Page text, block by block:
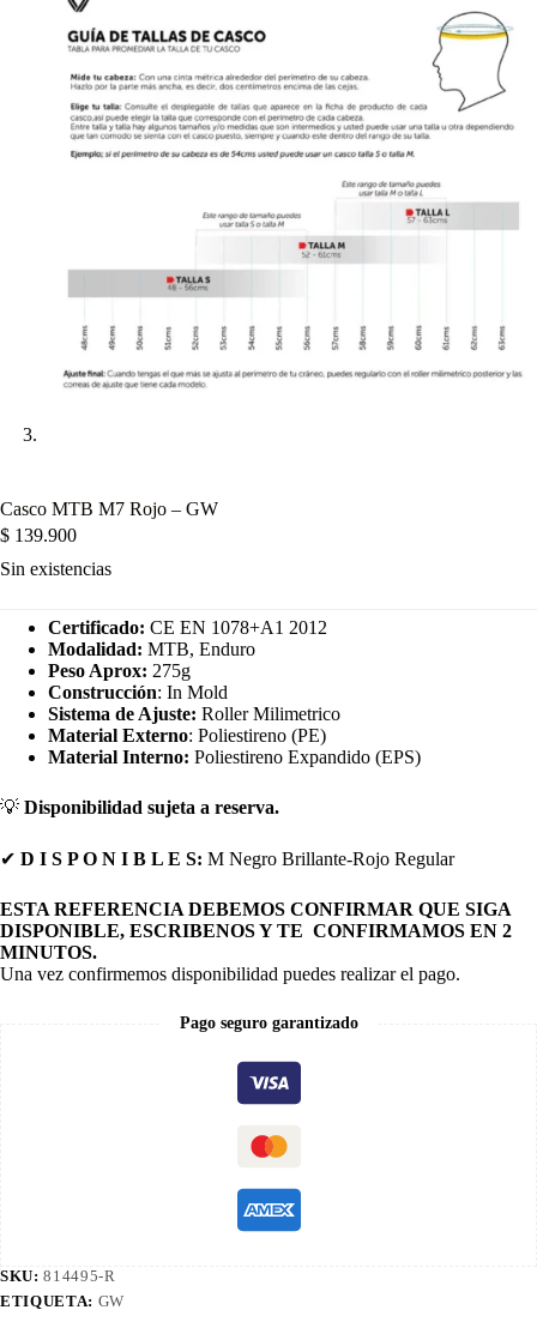
Casco MTB M7 Rojo – GW
$ 139.900
Sin existencias
Certificado: CE EN 1078+A1 2012
Modalidad: MTB, Enduro
Peso Aprox: 275g
Construcción: In Mold
Sistema de Ajuste: Roller Milimetrico
Material Externo: Poliestireno (PE)
Material Interno: Poliestireno Expandido (EPS)
💡 Disponibilidad sujeta a reserva.
✔ D I S P O N I B L E S: M Negro Brillante-Rojo Regular
ESTA REFERENCIA DEBEMOS CONFIRMAR QUE SIGA
DISPONIBLE, ESCRIBENOS Y TE CONFIRMAMOS EN 2
MINUTOS.
Una vez confirmemos disponibilidad puedes realizar el pago.
Pago seguro garantizado
SKU:814495-R
ETIQUETA: GW